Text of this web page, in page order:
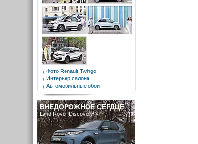
Фото Renault Twingo
Интерьер салона
Автомобильные обои
ВНЕДОРОЖНОЕ СЕРДЦЕ
Land Rover Discovery